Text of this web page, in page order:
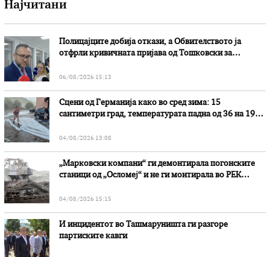
Најчитани
Полицајците добија откази, а Обвителството ја
отфрли кривичната пријава од Тошковски за
06/08/2026 15:13
Сцени од Германија како во сред зима: 15
сантиметри град, температурата падна од 36 на 19
04/08/2026 13:08
„Марковски компани“ ги демонтирала погонските
станици од „Осломеј“ и не ги монтирала во РЕК
04/08/2026 15:15
И инцидентот во Ташмаруништa ги разгоре
партиските кавги